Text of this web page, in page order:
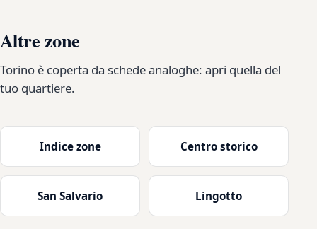
Altre zone
Torino è coperta da schede analoghe: apri quella del
tuo quartiere.
Indice zone Centro storico
San Salvario Lingotto